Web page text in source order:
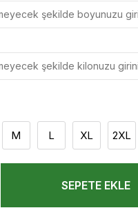
M L XL 2XL